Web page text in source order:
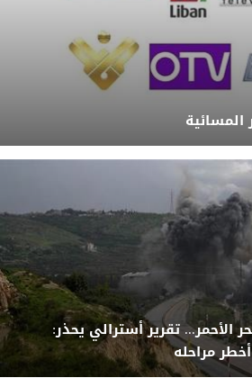
المسائية
الأحمر... تقرير أسترالي يحذر:
مراحله